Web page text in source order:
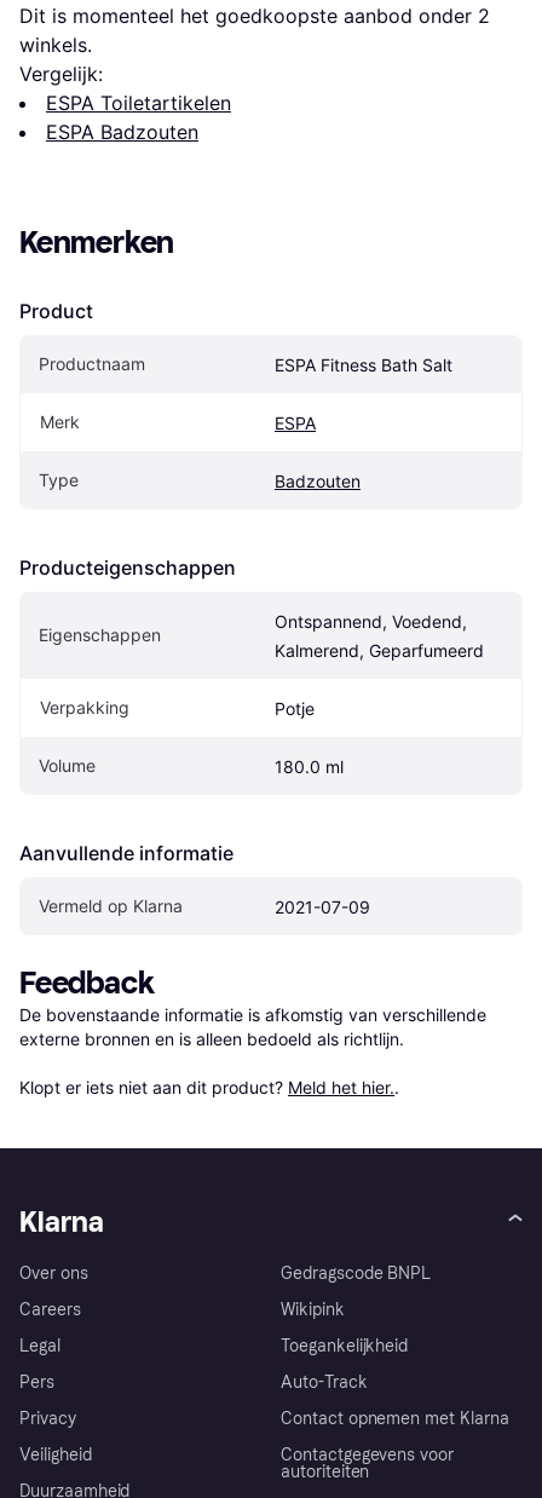
Dit is momenteel het goedkoopste aanbod onder 2
winkels.
Vergelijk:
ESPA Toiletartikelen
ESPA Badzouten
Kenmerken
Product
Productnaam ESPA Fitness Bath Salt
Merk ESPA
Type Badzouten
Producteigenschappen
Eigenschappen
Ontspannend, Voedend,
Kalmerend, Geparfumeerd
Verpakking Potje
Volume 180.0 ml
Aanvullende informatie
Vermeld op Klarna 2021-07-09
Feedback
De bovenstaande informatie is afkomstig van verschillende
externe bronnen en is alleen bedoeld als richtlijn.
Klopt er iets niet aan dit product? Meld het hier..
Klarna
Over ons
Careers
Legal
Pers
Privacy
Veiligheid
Duurzaamheid
Gedragscode BNPL
Wikipink
Toegankelijkheid
Auto-Track
Contact opnemen met Klarna
Contactgegevens voor
autoriteiten